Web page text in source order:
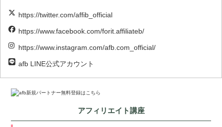
https://twitter.com/affib_official
https://www.facebook.com/forit.affiliateb/
https://www.instagram.com/afb.com_official/
afb LINE公式アカウント
アフィリエイト講座